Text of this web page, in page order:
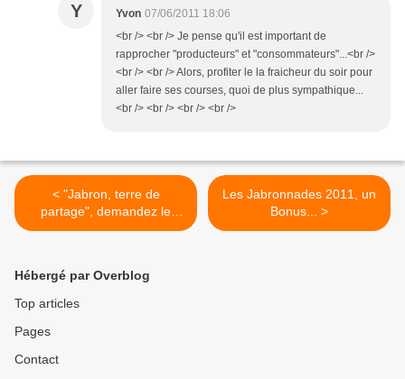
Y Yvon 07/06/2011 18:06
<br /> <br /> Je pense qu'il est important de
rapprocher "producteurs" et "consommateurs"...<br />
<br /> <br /> Alors, profiter le la fraicheur du soir pour
aller faire ses courses, quoi de plus sympathique...
<br /> <br /> <br /> <br />
< "Jabron, terre de
partage", demandez le
programme...
Les Jabronnades 2011, un
Bonus... >
Hébergé par Overblog
Top articles
Pages
Contact